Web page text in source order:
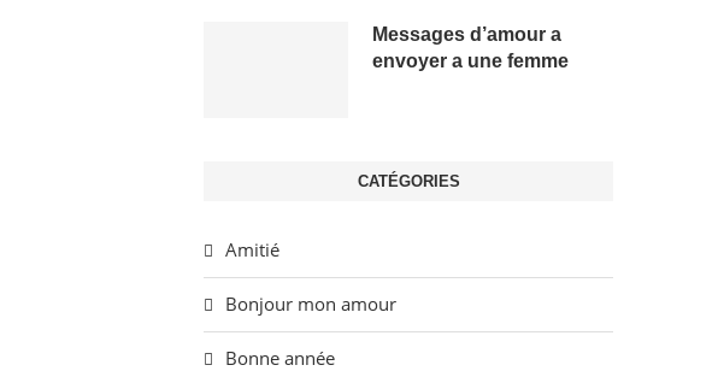
Messages d’amour a
envoyer a une femme
CATÉGORIES
Amitié
Bonjour mon amour
Bonne année